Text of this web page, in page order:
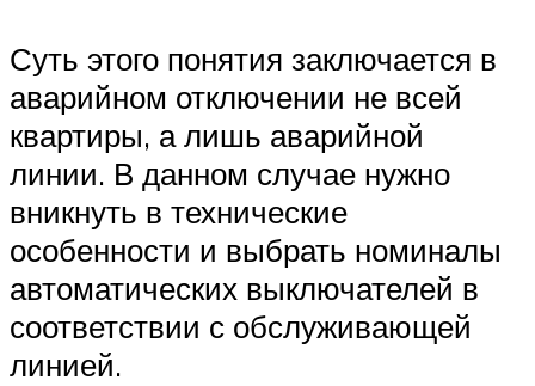
Суть этого понятия заключается в
аварийном отключении не всей
квартиры, а лишь аварийной
линии. В данном случае нужно
вникнуть в технические
особенности и выбрать номиналы
автоматических выключателей в
соответствии с обслуживающей
линией.